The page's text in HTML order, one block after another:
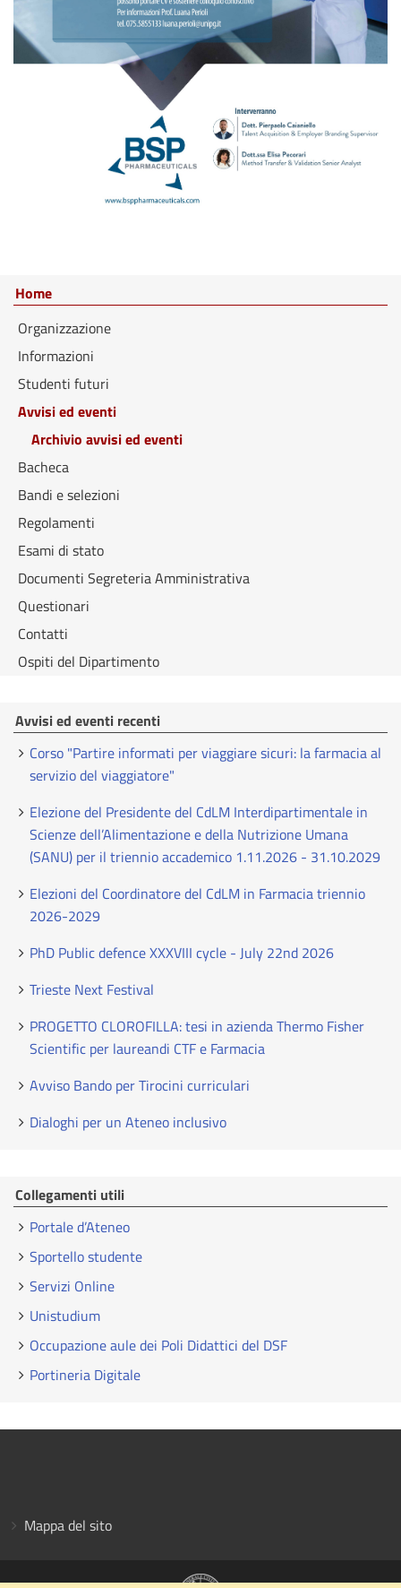
Home
Organizzazione
Informazioni
Studenti futuri
Avvisi ed eventi
Archivio avvisi ed eventi
Bacheca
Bandi e selezioni
Regolamenti
Esami di stato
Documenti Segreteria Amministrativa
Questionari
Contatti
Ospiti del Dipartimento
Avvisi ed eventi recenti
Corso "Partire informati per viaggiare sicuri: la farmacia al
servizio del viaggiatore"
Elezione del Presidente del CdLM Interdipartimentale in
Scienze dell’Alimentazione e della Nutrizione Umana
(SANU) per il triennio accademico 1.11.2026 - 31.10.2029
Elezioni del Coordinatore del CdLM in Farmacia triennio
2026-2029
PhD Public defence XXXVIII cycle - July 22nd 2026
Trieste Next Festival
PROGETTO CLOROFILLA: tesi in azienda Thermo Fisher
Scientific per laureandi CTF e Farmacia
Avviso Bando per Tirocini curriculari
Dialoghi per un Ateneo inclusivo
Collegamenti utili
Portale d’Ateneo
Sportello studente
Servizi Online
Unistudium
Occupazione aule dei Poli Didattici del DSF
Portineria Digitale
Mappa del sito